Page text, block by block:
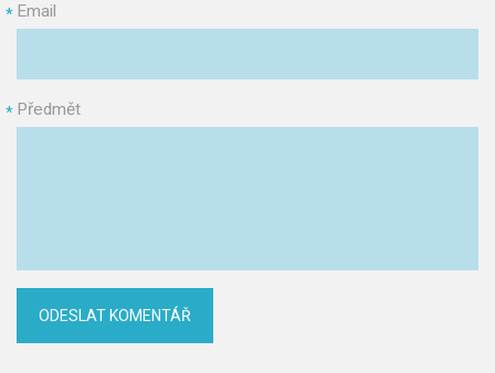
Email
*
Předmět
*